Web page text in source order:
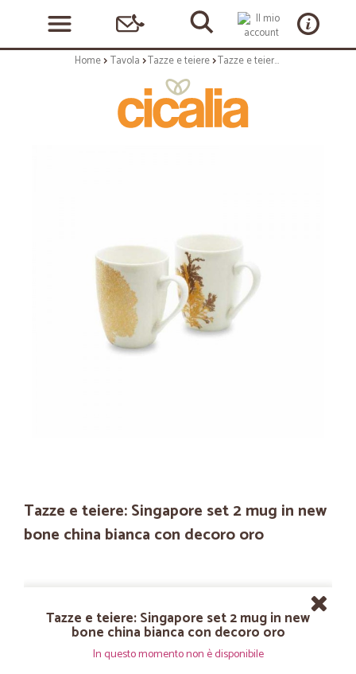
Home Tavola Tazze e teiere Tazze e teiere: Singapore set 2 mug in new bone china bianca con decoro oro
Tazze e teiere: Singapore set 2 mug in new
bone china bianca con decoro oro
Tazze e teiere: Singapore set 2 mug in new
bone china bianca con decoro oro
In questo momento non è disponibile